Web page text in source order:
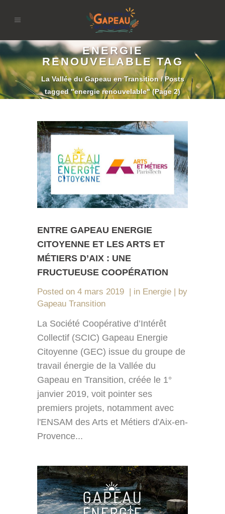
ENERGIE
RENOUVELABLE TAG
La Vallée du Gapeau en Transition/Posts
tagged "energie renouvelable"(Page 2)
ENTRE GAPEAU ENERGIE
CITOYENNE ET LES ARTS ET
MÉTIERS D’AIX : UNE
FRUCTUEUSE COOPÉRATION
Posted on 4 mars 2019 in Energie
by
Gapeau Transition
La Société Coopérative d’Intérêt
Collectif (SCIC) Gapeau Energie
Citoyenne (GEC) issue du groupe de
travail énergie de la Vallée du
Gapeau en Transition, créée le 1°
janvier 2019, voit pointer ses
premiers projets, notamment avec
l'ENSAM des Arts et Métiers d'Aix-en-
Provence...